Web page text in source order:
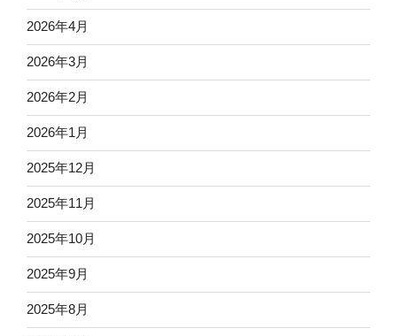
2026年4月
2026年3月
2026年2月
2026年1月
2025年12月
2025年11月
2025年10月
2025年9月
2025年8月